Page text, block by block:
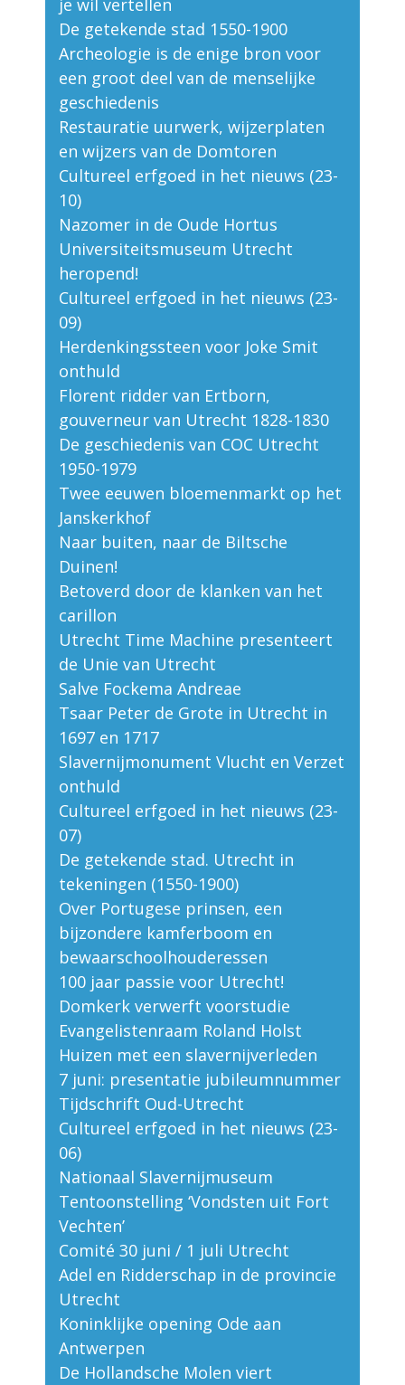
je wil vertellen
De getekende stad 1550-1900
Archeologie is de enige bron voor
een groot deel van de menselijke
geschiedenis
Restauratie uurwerk, wijzerplaten
en wijzers van de Domtoren
Cultureel erfgoed in het nieuws (23-
10)
Nazomer in de Oude Hortus
Universiteitsmuseum Utrecht
heropend!
Cultureel erfgoed in het nieuws (23-
09)
Herdenkingssteen voor Joke Smit
onthuld
Florent ridder van Ertborn,
gouverneur van Utrecht 1828-1830
De geschiedenis van COC Utrecht
1950-1979
Twee eeuwen bloemenmarkt op het
Janskerkhof
Naar buiten, naar de Biltsche
Duinen!
Betoverd door de klanken van het
carillon
Utrecht Time Machine presenteert
de Unie van Utrecht
Salve Fockema Andreae
Tsaar Peter de Grote in Utrecht in
1697 en 1717
Slavernijmonument Vlucht en Verzet
onthuld
Cultureel erfgoed in het nieuws (23-
07)
De getekende stad. Utrecht in
tekeningen (1550-1900)
Over Portugese prinsen, een
bijzondere kamferboom en
bewaarschoolhouderessen
100 jaar passie voor Utrecht!
Domkerk verwerft voorstudie
Evangelistenraam Roland Holst
Huizen met een slavernijverleden
7 juni: presentatie jubileumnummer
Tijdschrift Oud-Utrecht
Cultureel erfgoed in het nieuws (23-
06)
Nationaal Slavernijmuseum
Tentoonstelling ‘Vondsten uit Fort
Vechten’
Comité 30 juni / 1 juli Utrecht
Adel en Ridderschap in de provincie
Utrecht
Koninklijke opening Ode aan
Antwerpen
De Hollandsche Molen viert